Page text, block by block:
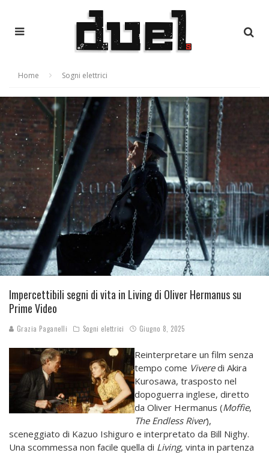
Home Sogni elettrici
Impercettibili segni di vita in Living di Oliver Hermanus su
Prime Video
Grazia Paganelli Sogni elettrici Giugno 8, 2025
Reinterpretare un film senza
tempo come Viveredi Akira
Kurosawa, trasposto nel
dopoguerra inglese, diretto
da Oliver Hermanus (Moffie,
The Endless River),
sceneggiato di Kazuo Ishiguro e interpretato da Bill Nighy.
Una scommessa non facile quella di Living, vinta in partenza